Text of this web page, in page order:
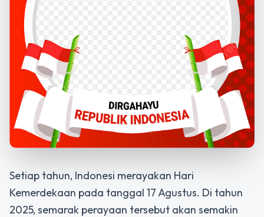
Setiap tahun, Indonesi merayakan Hari
Kemerdekaan pada tanggal 17 Agustus. Di tahun
2025, semarak perayaan tersebut akan semakin